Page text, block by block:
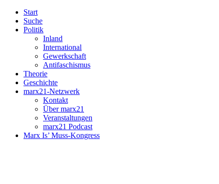
Start
Suche
Politik
Inland
International
Gewerkschaft
Antifaschismus
Theorie
Geschichte
marx21-Netzwerk
Kontakt
Über marx21
Veranstaltungen
marx21 Podcast
Marx Is’ Muss-Kongress